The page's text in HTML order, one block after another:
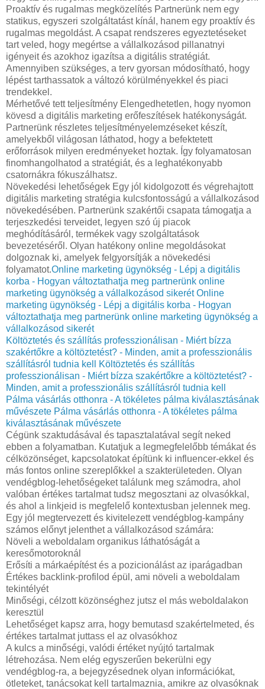
Proaktív és rugalmas megközelítés Partnerünk nem egy
statikus, egyszeri szolgáltatást kínál, hanem egy proaktív és
rugalmas megoldást. A csapat rendszeres egyeztetéseket
tart veled, hogy megértse a vállalkozásod pillanatnyi
igényeit és azokhoz igazítsa a digitális stratégiát.
Amennyiben szükséges, a terv gyorsan módosítható, hogy
lépést tarthassatok a változó körülményekkel és piaci
trendekkel.
Mérhetővé tett teljesítmény Elengedhetetlen, hogy nyomon
kövesd a digitális marketing erőfeszítések hatékonyságát.
Partnerünk részletes teljesítményelemzéseket készít,
amelyekből világosan láthatod, hogy a befektetett
erőforrások milyen eredményeket hoztak. Így folyamatosan
finomhangolhatod a stratégiát, és a leghatékonyabb
csatornákra fókuszálhatsz.
Növekedési lehetőségek Egy jól kidolgozott és végrehajtott
digitális marketing stratégia kulcsfontosságú a vállalkozásod
növekedésében. Partnerünk szakértői csapata támogatja a
terjeszkedési terveidet, legyen szó új piacok
meghódításáról, termékek vagy szolgáltatások
bevezetéséről. Olyan hatékony online megoldásokat
dolgoznak ki, amelyek felgyorsítják a növekedési
folyamatot.Online marketing ügynökség - Lépj a digitális
korba - Hogyan változtathatja meg partnerünk online
marketing ügynökség a vállalkozásod sikerét Online
marketing ügynökség - Lépj a digitális korba - Hogyan
változtathatja meg partnerünk online marketing ügynökség a
vállalkozásod sikerét
Költöztetés és szállítás professzionálisan - Miért bízza
szakértőkre a költöztetést? - Minden, amit a professzionális
szállításról tudnia kell
Költöztetés és szállítás
professzionálisan - Miért bízza szakértőkre a költöztetést? -
Minden, amit a professzionális szállításról tudnia kell
Pálma vásárlás otthonra - A tökéletes pálma kiválasztásának
művészete Pálma vásárlás otthonra - A tökéletes pálma
kiválasztásának művészete
Cégünk szaktudásával és tapasztalatával segít neked
ebben a folyamatban. Kutatjuk a legmegfelelőbb témákat és
célközönséget, kapcsolatokat építünk ki influencer-ekkel és
más fontos online szereplőkkel a szakterületeden. Olyan
vendégblog-lehetőségeket találunk meg számodra, ahol
valóban értékes tartalmat tudsz megosztani az olvasókkal,
és ahol a linkjeid is megfelelő kontextusban jelennek meg.
Egy jól megtervezett és kivitelezett vendégblog-kampány
számos előnyt jelenthet a vállalkozásod számára:
Növeli a weboldalam organikus láthatóságát a
keresőmotoroknál
Erősíti a márkaépítést és a pozicionálást az iparágadban
Értékes backlink-profilod épül, ami növeli a weboldalam
tekintélyét
Minőségi, célzott közönséghez jutsz el más weboldalakon
keresztül
Lehetőséget kapsz arra, hogy bemutasd szakértelmeted, és
értékes tartalmat juttass el az olvasókhoz
A kulcs a minőségi, valódi értéket nyújtó tartalmak
létrehozása. Nem elég egyszerűen bekerülni egy
vendégblog-ra, a bejegyzésednek olyan információkat,
ötleteket, tanácsokat kell tartalmaznia, amikre az olvasóknak